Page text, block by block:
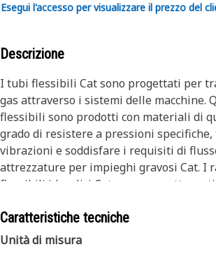
Esegui l'accesso per visualizzare il prezzo del
Descrizione
I tubi flessibili Cat sono progettati per
gas attraverso i sistemi delle macchine.
flessibili sono prodotti con materiali di
grado di resistere a pressioni
vibrazioni e soddisfare i requisiti di
attrezzature per impieghi gravosi Cat. I
flessibili idraulici Cat vengono
rigorosi del settore. Ogni combinazione
raccordo viene testata come sistema per
massima sicurezza e la massima
Caratteristiche tecniche
Unità di misura